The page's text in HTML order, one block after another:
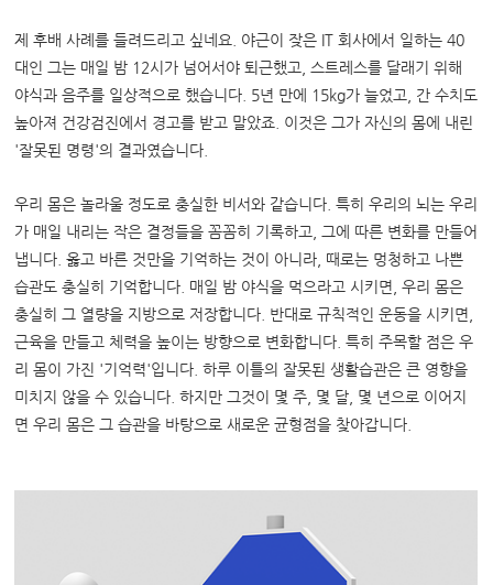
제 후배 사례를 들려드리고 싶네요. 야근이 잦은 IT 회사에서 일하는 40
대인 그는 매일 밤 12시가 넘어서야 퇴근했고, 스트레스를 달래기 위해
야식과 음주를 일상적으로 했습니다. 5년 만에 15kg가 늘었고, 간 수치도
높아져 건강검진에서 경고를 받고 말았죠. 이것은 그가 자신의 몸에 내린
'잘못된 명령'의 결과였습니다.
우리 몸은 놀라울 정도로 충실한 비서와 같습니다. 특히 우리의 뇌는 우리
가 매일 내리는 작은 결정들을 꼼꼼히 기록하고, 그에 따른 변화를 만들어
냅니다. 옳고 바른 것만을 기억하는 것이 아니라, 때로는 멍청하고 나쁜
습관도 충실히 기억합니다. 매일 밤 야식을 먹으라고 시키면, 우리 몸은
충실히 그 열량을 지방으로 저장합니다. 반대로 규칙적인 운동을 시키면,
근육을 만들고 체력을 높이는 방향으로 변화합니다. 특히 주목할 점은 우
리 몸이 가진 '기억력'입니다. 하루 이틀의 잘못된 생활습관은 큰 영향을
미치지 않을 수 있습니다. 하지만 그것이 몇 주, 몇 달, 몇 년으로 이어지
면 우리 몸은 그 습관을 바탕으로 새로운 균형점을 찾아갑니다.